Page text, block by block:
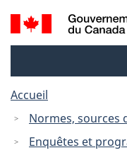
Recherche
et
Accueil
Normes, sources
Enquêtes et